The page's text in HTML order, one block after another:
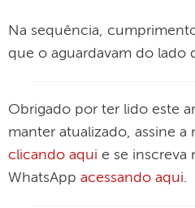
Na sequência,
que o aguardavam do lado
Obrigado por ter lido este
manter atualizado, assine a
clicando aqui e se inscreva
WhatsApp acessando aqui.